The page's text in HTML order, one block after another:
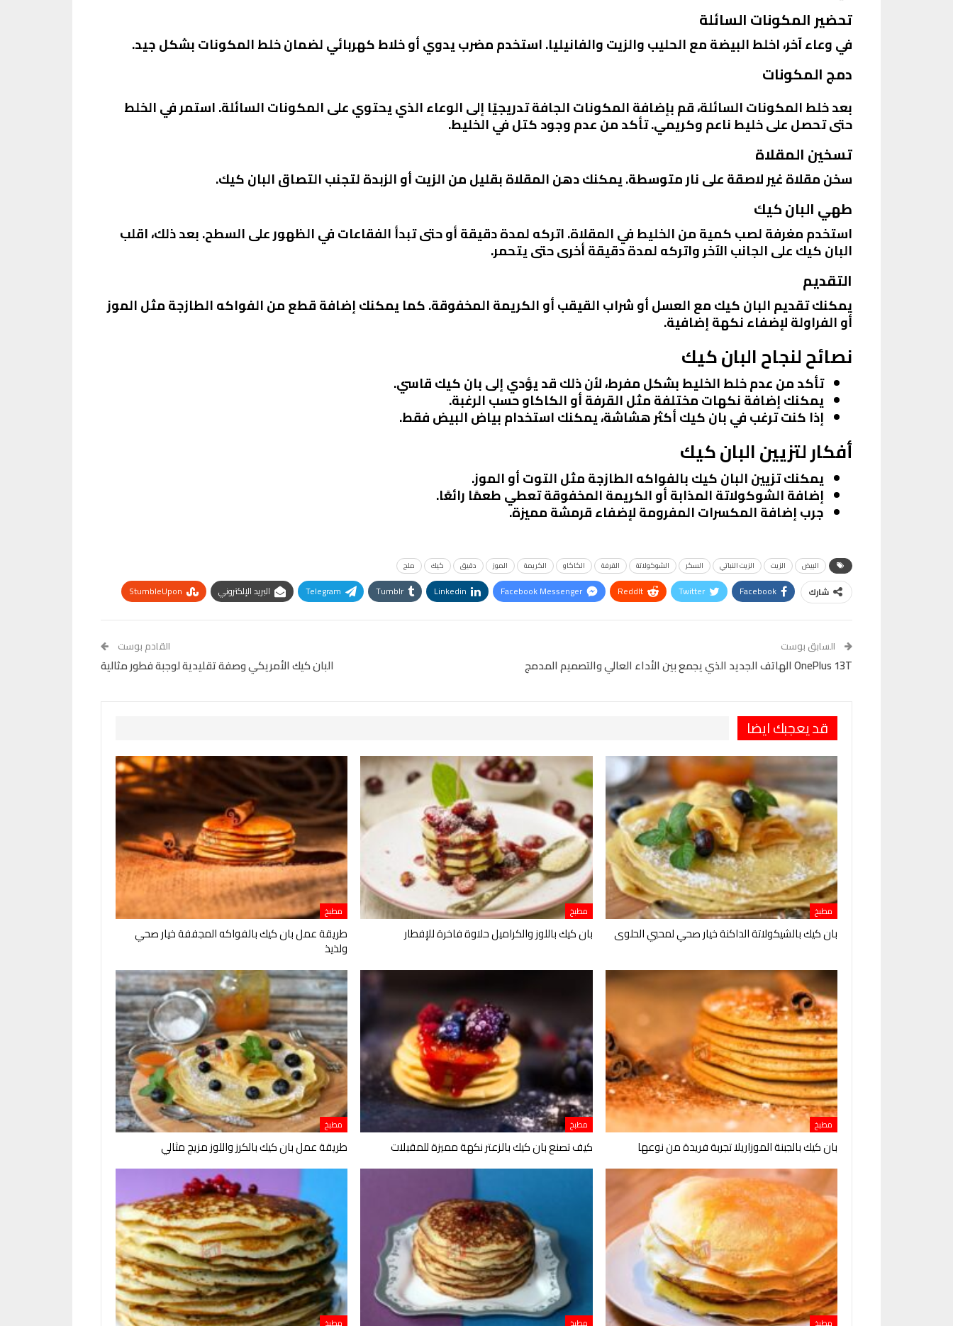
تحضير المكونات السائلة
في وعاء آخر، اخلط البيضة مع الحليب والزيت والفانيليا. استخدم مضرب يدوي أو خلاط كهربائي لضمان خلط المكونات بشكل جيد.
دمج المكونات
بعد خلط المكونات السائلة، قم بإضافة المكونات الجافة تدريجيًا إلى الوعاء الذي يحتوي على المكونات السائلة. استمر في الخلط
حتى تحصل على خليط ناعم وكريمي. تأكد من عدم وجود كتل في الخليط.
تسخين المقلاة
سخن مقلاة غير لاصقة على نار متوسطة. يمكنك دهن المقلاة بقليل من الزيت أو الزبدة لتجنب التصاق البان كيك.
طهي البان كيك
استخدم مغرفة لصب كمية من الخليط في المقلاة. اتركه لمدة دقيقة أو حتى تبدأ الفقاعات في الظهور على السطح. بعد ذلك، اقلب
البان كيك على الجانب الآخر واتركه لمدة دقيقة أخرى حتى يتحمر.
التقديم
يمكنك تقديم البان كيك مع العسل أو شراب القيقب أو الكريمة المخفوقة. كما يمكنك إضافة قطع من الفواكه الطازجة مثل الموز
أو الفراولة لإضفاء نكهة إضافية.
نصائح لنجاح البان كيك
تأكد من عدم خلط الخليط بشكل مفرط، لأن ذلك قد يؤدي إلى بان كيك قاسي.
يمكنك إضافة نكهات مختلفة مثل القرفة أو الكاكاو حسب الرغبة.
إذا كنت ترغب في بان كيك أكثر هشاشة، يمكنك استخدام بياض البيض فقط.
أفكار لتزيين البان كيك
يمكنك تزيين البان كيك بالفواكه الطازجة مثل التوت أو الموز.
إضافة الشوكولاتة المذابة أو الكريمة المخفوقة تعطي طعمًا رائعًا.
جرب إضافة المكسرات المفرومة لإضفاء قرمشة مميزة.
البيض الزيت الزيت النباتي السكر الشوكولاتة القرفة الكاكاو الكريمة الموز دقيق كيك ملح
شارك Facebook
Twitter
ReddIt
Facebook Messenger
Linkedin
Tumblr
Telegram البريد الإلكتروني
StumbleUpon
السابق بوست
OnePlus 13T الهاتف الجديد الذي يجمع بين الأداء العالي والتصميم المدمج
القادم بوست
البان كيك الأمريكي وصفة تقليدية لوجبة فطور مثالية
قد يعجبك ايضا
مطبخ
بان كيك بالشيكولاتة الداكنة خيار صحي لمحبي الحلوى
مطبخ
بان كيك باللوز والكراميل حلاوة فاخرة للإفطار
مطبخ
طريقة عمل بان كيك بالفواكه المجففة خيار صحي
ولذيذ
مطبخ
بان كيك بالجبنة الموزاريلا تجربة فريدة من نوعها
مطبخ
كيف تصنع بان كيك بالزعتر نكهة مميزة للمقبلات
مطبخ
طريقة عمل بان كيك بالكرز واللوز مزيج مثالي
مطبخ مطبخ مطبخ